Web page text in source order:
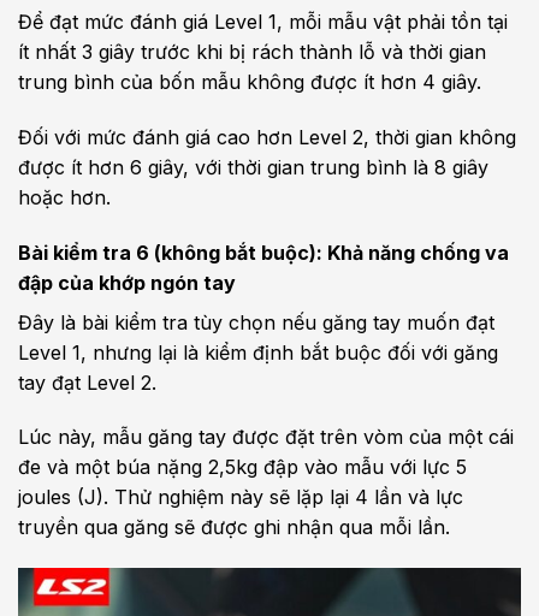
Để đạt mức đánh giá Level 1, mỗi mẫu vật phải tồn tại
ít nhất 3 giây trước khi bị rách thành lỗ và thời gian
trung bình của bốn mẫu không được ít hơn 4 giây.
Đối với mức đánh giá cao hơn Level 2, thời gian không
được ít hơn 6 giây, với thời gian trung bình là 8 giây
hoặc hơn.
Bài kiểm tra 6 (không bắt buộc): Khả năng chống va
đập của khớp ngón tay
Đây là bài kiểm tra tùy chọn nếu găng tay muốn đạt
Level 1, nhưng lại là kiểm định bắt buộc đối với găng
tay đạt Level 2.
Lúc này, mẫu găng tay được đặt trên vòm của một cái
đe và một búa nặng 2,5kg đập vào mẫu với lực 5
joules (J). Thử nghiệm này sẽ lặp lại 4 lần và lực
truyền qua găng sẽ được ghi nhận qua mỗi lần.